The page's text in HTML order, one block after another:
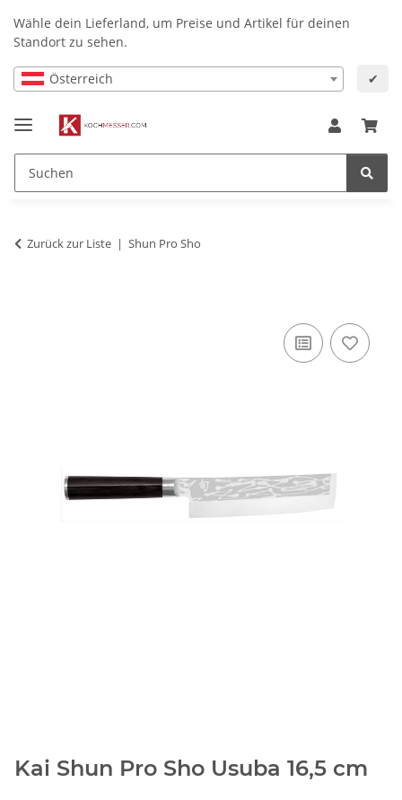
Wähle dein Lieferland, um Preise und Artikel für deinen
Standort zu sehen.
Österreich ✔
Zurück zur Liste Shun Pro Sho
Kai Shun Pro Sho Usuba 16,5 cm